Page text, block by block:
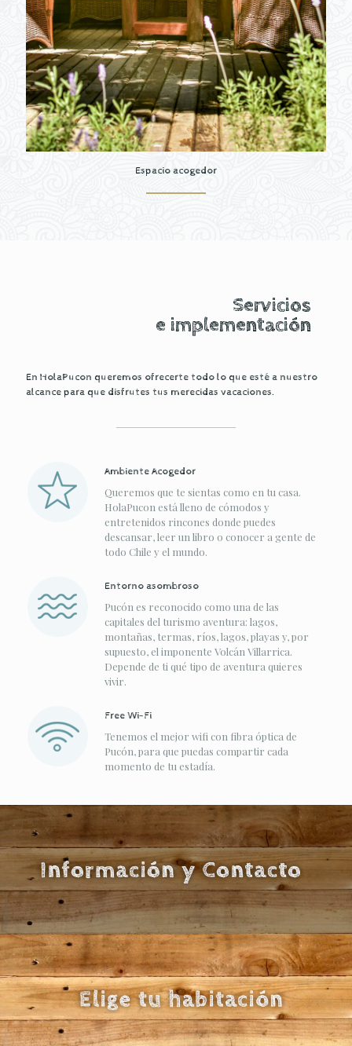
Espacio acogedor
Servicios
e implementación
En HolaPucon queremos ofrecerte todo lo que esté a nuestro
alcance para que disfrutes tus merecidas vacaciones.
Ambiente Acogedor
Queremos que te sientas como en tu casa.
HolaPucon está lleno de cómodos y
entretenidos rincones donde puedes
descansar, leer un libro o conocer a gente de
todo Chile y el mundo.
Entorno asombroso
Pucón es reconocido como una de las
capitales del turismo aventura: lagos,
montañas, termas, ríos, lagos, playas y, por
supuesto, el imponente Volcán Villarrica.
Depende de ti qué tipo de aventura quieres
vivir.
Free Wi-Fi
Tenemos el mejor wifi con fibra óptica de
Pucón, para que puedas compartir cada
momento de tu estadía.